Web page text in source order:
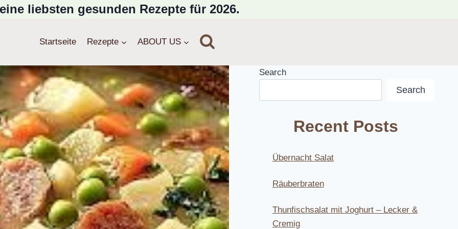
liebsten gesunden Rezepte für 2026.
Startseite Rezepte ABOUT US
Search
Search
Recent Posts
Übernacht Salat
Räuberbraten
Thunfischsalat mit Joghurt – Lecker &
Cremig